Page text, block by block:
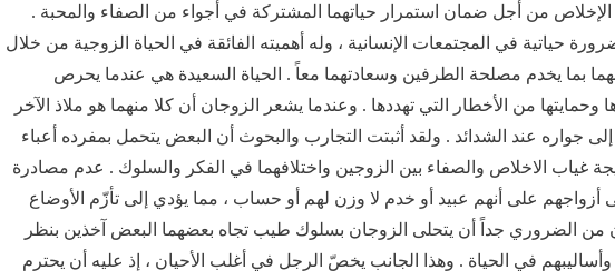
الإخلاص من أجل ضمان استمرار حياتهما المشتركة في أجواء من الصفاء والمحبة .
حياتية في المجتمعات الإنسانية ، وله أهميته الفائقة في الحياة الزوجية من خلال
بما يخدم مصلحة الطرفين وسعادتهما معاً . الحياة السعيدة هي عندما يحرص
وحمايتها من الأخطار التي تهددها . وعندما يشعر الزوجان أن كلا منهما هو ملاذ الآخر
جواره عند الشدائد . ولقد أثبتت التجارب والبحوث أن البعض يتحمل بمفرده أعباء
غياب الاخلاص والصفاء بين الزوجين واختلافهما في الفكر والسلوك . عدم مصادرة
أزواجهم على أنهم عبيد أو خدم لا وزن لهم أو حساب ، مما يؤدي إلى تأزّم الأوضاع
من الضروري جداً أن يتحلى الزوجان بسلوك طيب تجاه بعضهما البعض آخذين بنظر
وأساليبهم في الحياة . وهذا الجانب يخصّ الرجل في أغلب الأحيان ، إذ عليه أن يحترم